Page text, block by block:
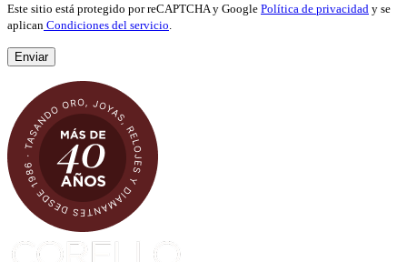
Este sitio está protegido por reCAPTCHA y Google Política de privacidad y se
aplican Condiciones del servicio